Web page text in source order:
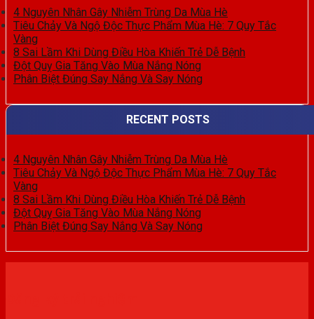
4 Nguyên Nhân Gây Nhiễm Trùng Da Mùa Hè
Tiêu Chảy Và Ngộ Độc Thực Phẩm Mùa Hè: 7 Quy Tắc
Vàng
8 Sai Lầm Khi Dùng Điều Hòa Khiến Trẻ Dễ Bệnh
Đột Quỵ Gia Tăng Vào Mùa Nắng Nóng
Phân Biệt Đúng Say Nắng Và Say Nóng
RECENT POSTS
4 Nguyên Nhân Gây Nhiễm Trùng Da Mùa Hè
Tiêu Chảy Và Ngộ Độc Thực Phẩm Mùa Hè: 7 Quy Tắc
Vàng
8 Sai Lầm Khi Dùng Điều Hòa Khiến Trẻ Dễ Bệnh
Đột Quỵ Gia Tăng Vào Mùa Nắng Nóng
Phân Biệt Đúng Say Nắng Và Say Nóng